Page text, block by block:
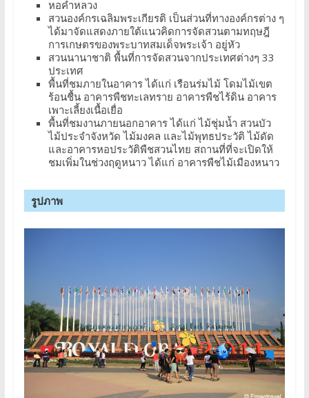
หอคำหลวง
สวนองค์กรเฉลิมพระเกียรติ เป็นส่วนที่ทางองค์กรต่าง ๆ
ได้มาจัดแสดงภายใต้แนวคิดการจัดสวนตามทฤษฎี
การเกษตรของพระบาทสมเด็จพระเจ้า อยู่หัว
สวนนานาชาติ พื้นที่การจัดสวนจากประเทศต่างๆ 33
ประเทศ
พื้นที่ชมภายในอาคาร ได้แก่ เรือนร่มไม้ โดมไม้เขต
ร้อนชื้น อาคารพืชทะเลทราย อาคารพืชไร้ดิน อาคาร
เพาะเลี้ยงเนื้อเยื่อ
พื้นที่ชมงานภายนอกอาคาร ได้แก่ ไม้ชุ่มน้ำ สวนบัว
ไม้ประจำจังหวัด ไม้มงคล และไม้พุทธประวัติ ไม้ดัด
และอาคารหอประวัติพืชสวนไทย สถานที่ที่จะเปิดให้
ชมเพิ่มในช่วงฤดูหนาว ได้แก่ อาคารพืชไม้เมืองหนาว
รูปภาพ